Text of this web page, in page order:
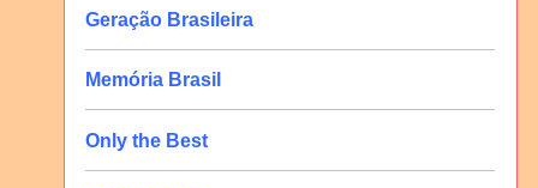
Geração Brasileira
Memória Brasil
Only the Best